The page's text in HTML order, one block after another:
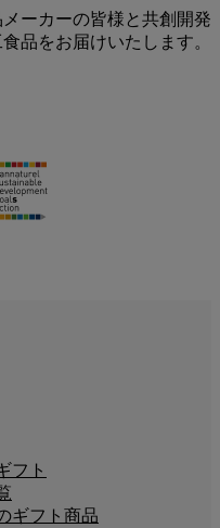
ーカーの皆様と共創開発
品をお届けいたします。
フト
ギフト商品